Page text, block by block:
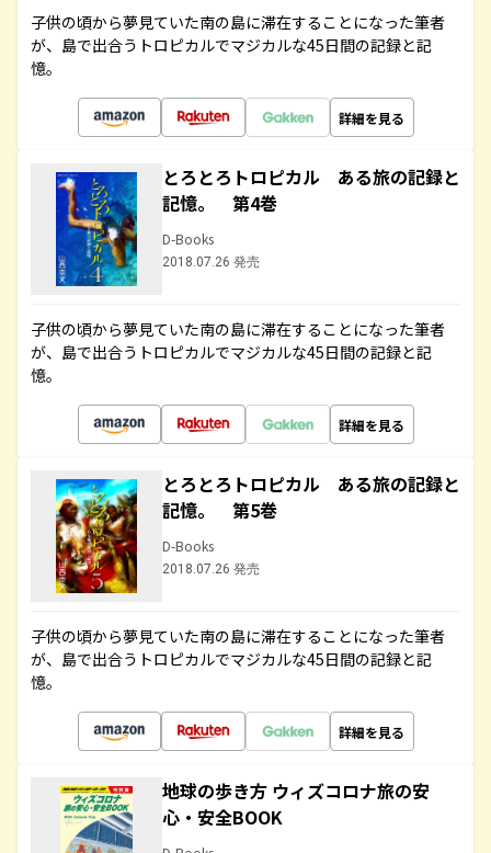
子供の頃から夢見ていた南の島に滞在することになった筆者
が、島で出合うトロピカルでマジカルな45日間の記録と記
憶。
詳細を見る
とろとろトロピカル ある旅の記録と
記憶。 第4巻
D-Books
2018.07.26 発売
子供の頃から夢見ていた南の島に滞在することになった筆者
が、島で出合うトロピカルでマジカルな45日間の記録と記
憶。
詳細を見る
とろとろトロピカル ある旅の記録と
記憶。 第5巻
D-Books
2018.07.26 発売
子供の頃から夢見ていた南の島に滞在することになった筆者
が、島で出合うトロピカルでマジカルな45日間の記録と記
憶。
詳細を見る
地球の歩き方 ウィズコロナ旅の安
心・安全BOOK